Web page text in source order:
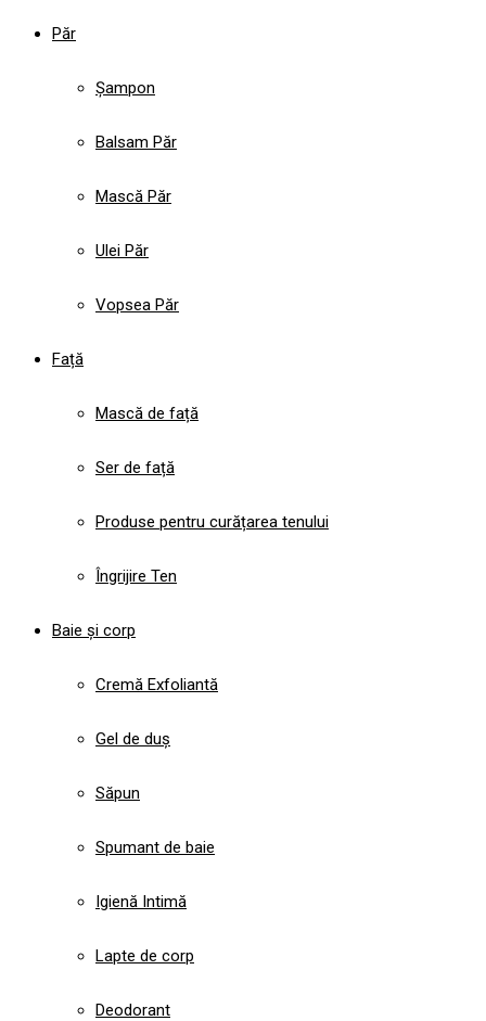
Păr
Șampon
Balsam Păr
Mască Păr
Ulei Păr
Vopsea Păr
Față
Mască de față
Ser de față
Produse pentru curățarea tenului
Îngrijire Ten
Baie și corp
Cremă Exfoliantă
Gel de duș
Săpun
Spumant de baie
Igienă Intimă
Lapte de corp
Deodorant